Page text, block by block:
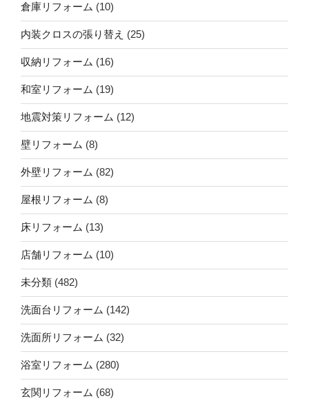
倉庫リフォーム (10)
内装クロスの張り替え (25)
収納リフォーム (16)
和室リフォーム (19)
地震対策リフォーム (12)
壁リフォーム (8)
外壁リフォーム (82)
屋根リフォーム (8)
床リフォーム (13)
店舗リフォーム (10)
未分類 (482)
洗面台リフォーム (142)
洗面所リフォーム (32)
浴室リフォーム (280)
玄関リフォーム (68)